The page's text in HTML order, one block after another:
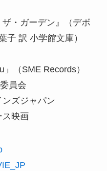
・ガーデン』（デボ
子 訳 小学館文庫）
（SME Records）
員会
ズジャパン
ス映画